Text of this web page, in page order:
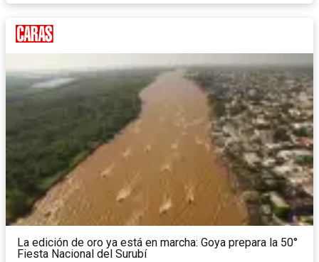
La edición de oro ya está en marcha: Goya prepara la 50°
Fiesta Nacional del Surubí